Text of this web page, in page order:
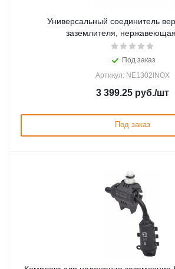
Универсальный соединитель
заземлителя,
Под заказ
Артикул: NE1302INOX
3 399.25 руб./шт
Под заказ